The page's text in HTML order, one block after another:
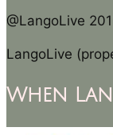
@LangoLive
LangoLive
When